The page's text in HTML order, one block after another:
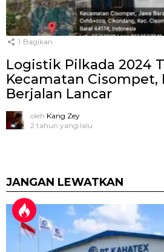
1 Bagikan
Logistik Pilkada 2024
Kecamatan Cisompet,
Berjalan Lancar
oleh Kang Zey
2 tahun yang lalu
JANGAN LEWATKAN